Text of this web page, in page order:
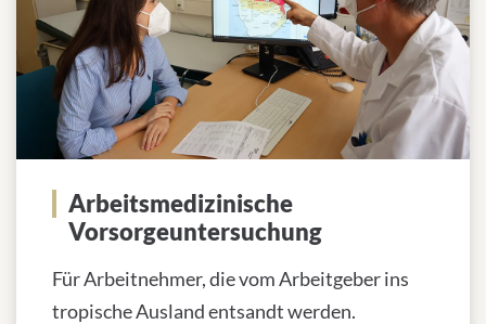
Arbeitsmedizinische
Vorsorgeuntersuchung
Für Arbeitnehmer, die vom Arbeitgeber ins
tropische Ausland entsandt werden.